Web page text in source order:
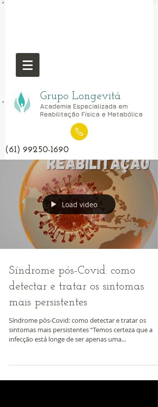
Grupo Longevitá
Academia Especializada em
Reabilitação Física e Metabólica
(61) 99250-1690
Load video
Síndrome pós-Covid: como
detectar e tratar os sintomas
mais persistentes
Síndrome pós-Covid: como detectar e tratar os
sintomas mais persistentes “Temos certeza que a
infecção está longe de ser apenas uma...